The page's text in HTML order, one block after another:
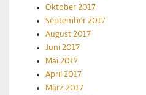
Oktober 2017
September 2017
August 2017
Juni 2017
Mai 2017
April 2017
März 2017